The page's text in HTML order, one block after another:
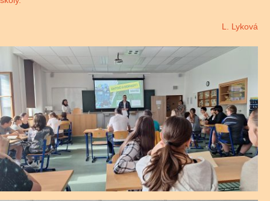
L. Lyková